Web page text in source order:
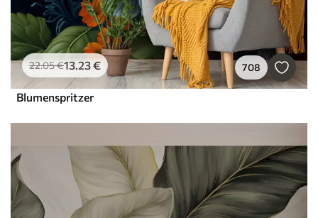
22.05€13.23€ 708
Blumenspritzer